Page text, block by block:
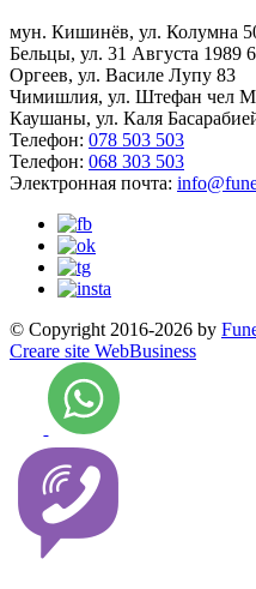
мун. Кишинёв, ул. Колумна
Бельцы, ул. 31 Августа 1989
Оргеев, ул. Василе Лупу 83
Чимишлия, ул. Штефан чел
Каушаны, ул. Каля
Телефон: 078 503 503
Телефон: 068 303 503
Электронная почта:
© Copyright 2016-2026 by
Creare site WebBusiness